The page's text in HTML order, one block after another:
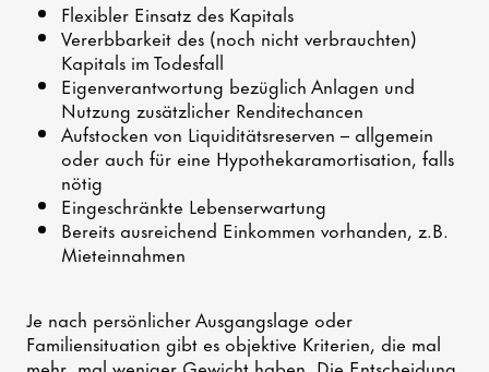
Flexibler Einsatz des Kapitals
Vererbbarkeit des (noch nicht verbrauchten)
Kapitals im Todesfall
Eigenverantwortung bezüglich Anlagen und
Nutzung zusätzlicher Renditechancen
Aufstocken von Liquiditätsreserven – allgemein
oder auch für eine Hypothekaramortisation, falls
nötig
Eingeschränkte Lebenserwartung
Bereits ausreichend Einkommen vorhanden, z.B.
Mieteinnahmen
Je nach persönlicher Ausgangslage oder
Familiensituation gibt es objektive Kriterien, die mal